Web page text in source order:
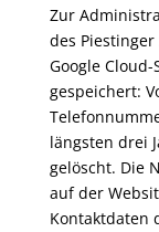
Zur
des
Google
gespeichert:
längsten drei
gelöscht. Die
auf der
Kontaktdaten